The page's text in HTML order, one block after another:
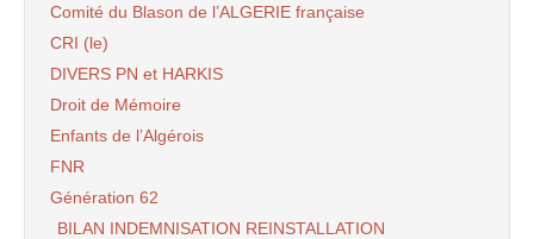
Comité du Blason de l’ALGERIE française
CRI (le)
DIVERS PN et HARKIS
Droit de Mémoire
Enfants de l’Algérois
FNR
Génération 62
BILAN INDEMNISATION REINSTALLATION